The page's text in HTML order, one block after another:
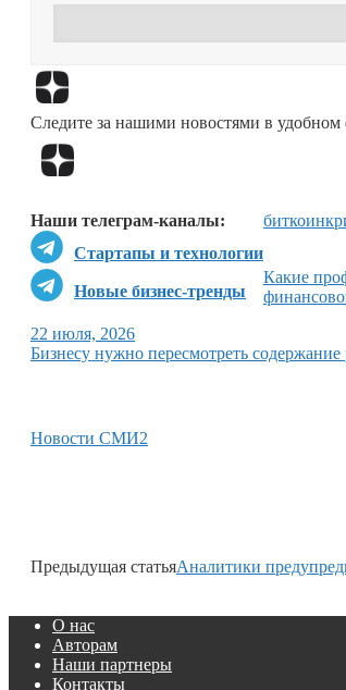
Следите за нашими новостями в удобном
Наши телеграм-каналы:
Стартапы и технологии
Новые бизнес-тренды
биткоин
Какие
22 июля, 2026
Бизнесу нужно пересмотреть
Новости СМИ2
Предыдущая статьяАналитики
О нас
Авторам
Наши партнеры
Контакты